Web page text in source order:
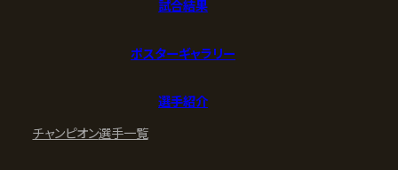
試合結果
ポスターギャラリー
選手紹介
チャンピオン選手一覧